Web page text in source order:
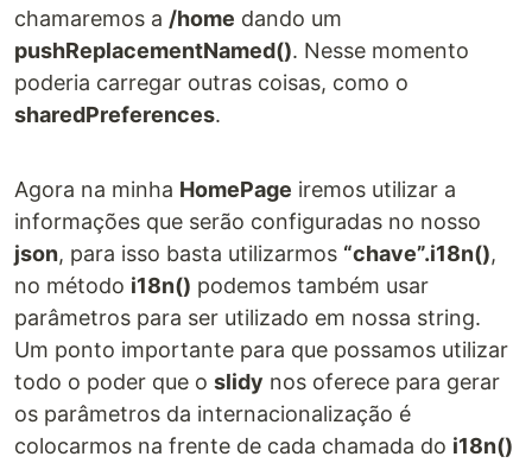
chamaremos a /home dando um
pushReplacementNamed(). Nesse momento
poderia carregar outras coisas, como o
sharedPreferences.
Agora na minha HomePage iremos utilizar a
informações que serão configuradas no nosso
json, para isso basta utilizarmos “chave”.i18n(),
no método i18n() podemos também usar
parâmetros para ser utilizado em nossa string.
Um ponto importante para que possamos utilizar
todo o poder que o slidy nos oferece para gerar
os parâmetros da internacionalização é
colocarmos na frente de cada chamada do i18n()